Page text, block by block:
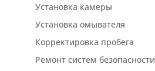
Установка камеры
Установка омывателя
Корректировка пробега
Ремонт систем безопасности